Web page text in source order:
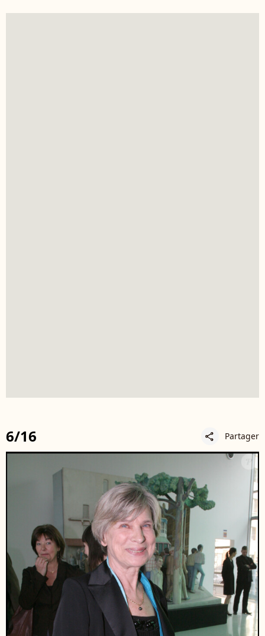
6/16 share Partager